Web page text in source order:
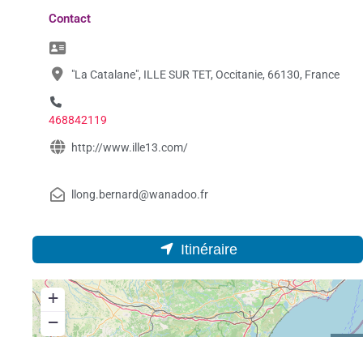
Contact
"La Catalane", ILLE SUR TET, Occitanie, 66130, France
468842119
http://www.ille13.com/
llong.bernard@wanadoo.fr
Itinéraire
+
−